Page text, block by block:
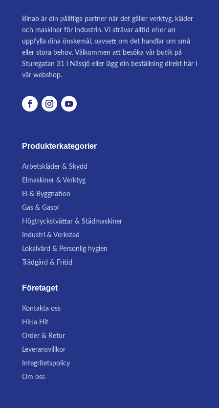
Binab är din pålitliga partner när det gäller verktyg, kläder
och maskiner för industrin. Vi strävar alltid efter att
uppfylla dina önskemål, oavsett om det handlar om små
eller stora behov. Välkommen att besöka vår butik på
Sturegatan 31 i Nässjö eller lägg din beställning direkt här i
vår webshop.
Produkterkategorier
Arbetskläder & Skydd
Elmaskiner & Verktyg
El & Byggnation
Gas & Gasol
Högtryckstvättar & Städmaskiner
Industri & Verkstad
Lokalvård & Personlig hygien
Trädgård & Fritid
Företaget
Kontakta oss
Hitta Hit
Order & Retur
Leveransvillkor
Integritetspolicy
Om oss